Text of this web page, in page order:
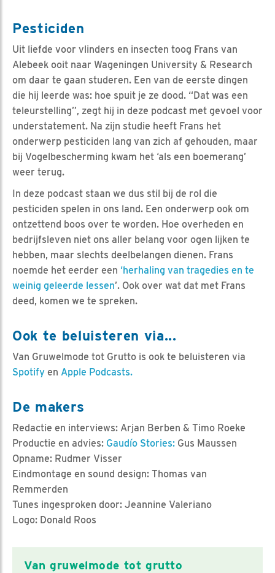
Pesticiden
Uit liefde voor vlinders en insecten toog Frans van
Alebeek ooit naar Wageningen University & Research
om daar te gaan studeren. Een van de eerste dingen
die hij leerde was: hoe spuit je ze dood. “Dat was een
teleurstelling”, zegt hij in deze podcast met gevoel voor
understatement. Na zijn studie heeft Frans het
onderwerp pesticiden lang van zich af gehouden, maar
bij Vogelbescherming kwam het ‘als een boemerang’
weer terug.
In deze podcast staan we dus stil bij de rol die
pesticiden spelen in ons land. Een onderwerp ook om
ontzettend boos over te worden. Hoe overheden en
bedrijfsleven niet ons aller belang voor ogen lijken te
hebben, maar slechts deelbelangen dienen. Frans
noemde het eerder een ‘herhaling van tragedies en te
weinig geleerde lessen’. Ook over wat dat met Frans
deed, komen we te spreken.
Ook te beluisteren via...
Van Gruwelmode tot Grutto is ook te beluisteren via
Spotify en Apple Podcasts.
De makers
Redactie en interviews: Arjan Berben & Timo Roeke
Productie en advies: Gaudío Stories: Gus Maussen
Opname: Rudmer Visser
Eindmontage en sound design: Thomas van
Remmerden
Tunes ingesproken door: Jeannine Valeriano
Logo: Donald Roos
Van gruwelmode tot grutto